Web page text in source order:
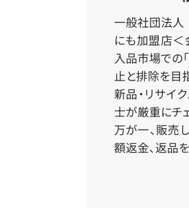
一般社団法人
にも加盟店＜
入品市場での
止と排除を目
新品・リサイ
士が厳重にチ
万が一、販売
額返金、返品